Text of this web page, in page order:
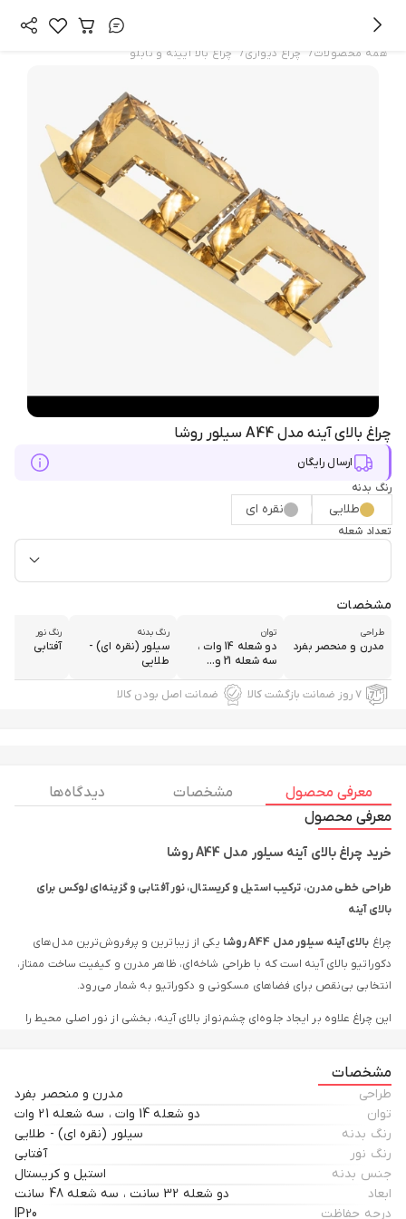
همه محصولات/ چراغ دیواری/ چراغ بالا آیینه و تابلو
چراغ بالای آینه مدل A44 سیلور روشا
ارسال رایگان
رنگ بدنه
طلایی نقره ای
تعداد شعله
مشخصات
طراحی
مدرن و منحصر بفرد
توان
دو شعله 14 وات ،
سه شعله 21 و...
رنگ بدنه
سیلور (نقره ای) -
طلایی
رنگ نور
آفتابی
۷ روز ضمانت بازگشت کالا ضمانت اصل بودن کالا
معرفی محصول مشخصات
دیدگاه ها
معرفی محصول
خرید چراغ بالای آینه سیلور مدل A44 روشا
طراحی خطی مدرن، ترکیب استیل و کریستال، نور آفتابی و گزینه‌ای لوکس برای
بالای آینه
چراغ بالای آینه سیلور مدل A44 روشا
یکی از زیباترین و پرفروش‌ترین مدل‌های
دکوراتیو بالای آینه است که با طراحی شاخه‌ای، ظاهر مدرن و کیفیت ساخت ممتاز،
انتخابی بی‌نقص برای فضاهای مسکونی و دکوراتیو به شمار می‌رود.
این چراغ علاوه بر ایجاد جلوه‌ای چشم‌نواز بالای آینه، بخشی از نور اصلی محیط را
مشخصات فنی
برند روشا (ROSHAA)
مدل
رنگ بدنه
مشخصات
طراحی
مدرن و منحصر بفرد
توان
دو شعله 14 وات ، سه شعله 21 وات
رنگ بدنه
سیلور (نقره ای) - طلایی
رنگ نور
آفتابی
جنس بدنه
استیل و کریستال
ابعاد
دو شعله 32 سانت ، سه شعله 48 سانت
درجه حفاظت
IP20